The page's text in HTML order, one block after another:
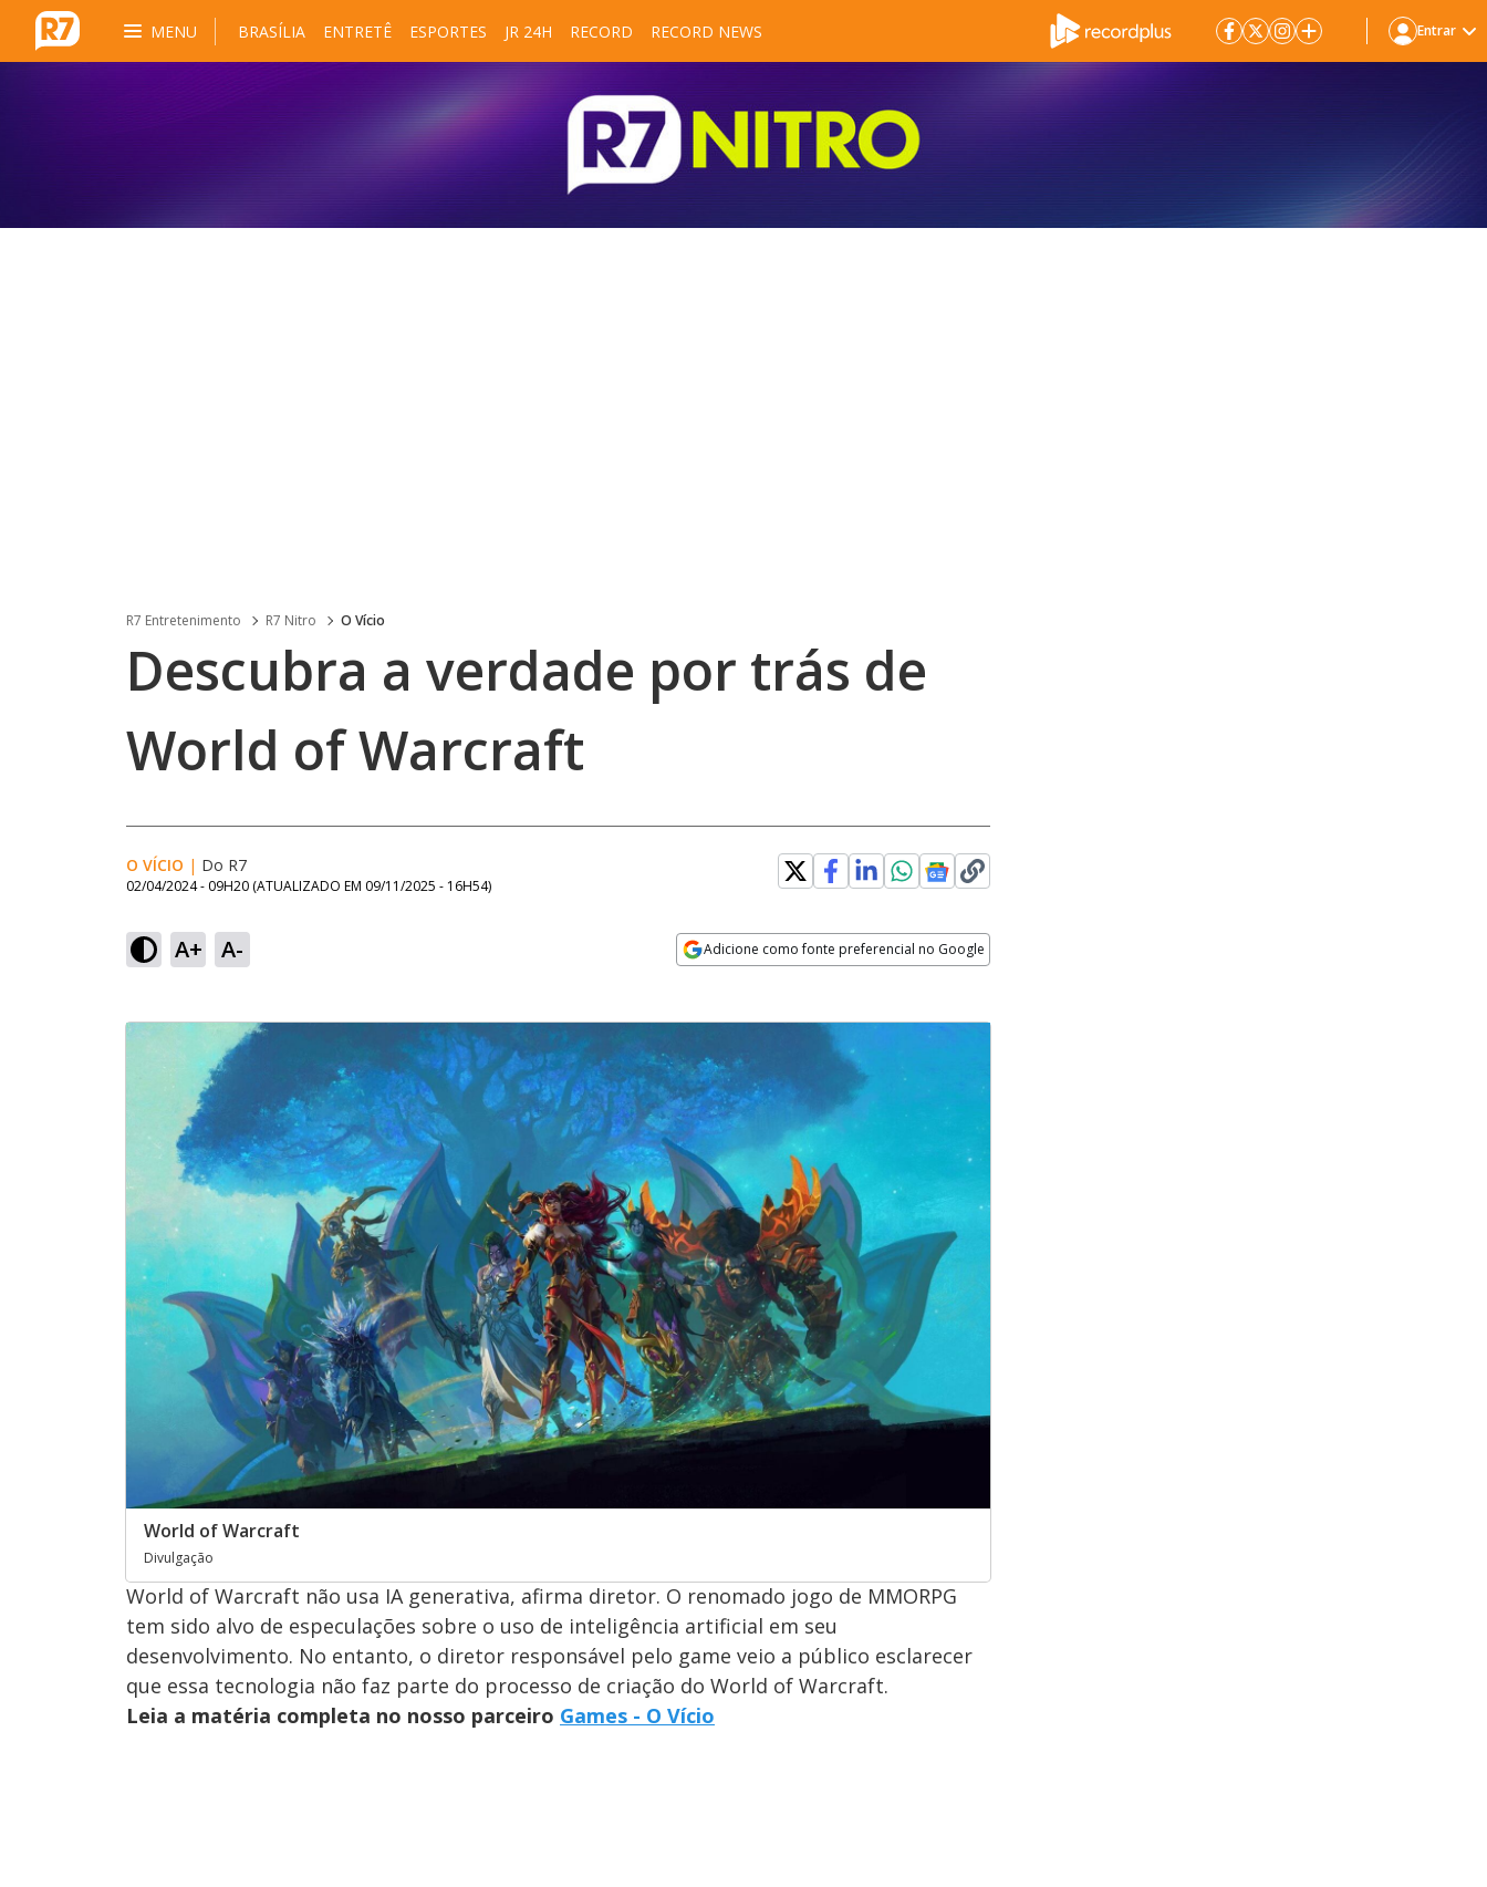
MENU BRASÍLIA ENTRETÊ ESPORTES JR 24H RECORD RECORD NEWS Entrar
R7 Entretenimento R7 Nitro O Vício
Descubra a verdade por trás de
World of Warcraft
O VÍCIO | Do R7
02/04/2024 - 09H20 (ATUALIZADO EM 09/11/2025 - 16H54)
A+ A- Adicione como fonte preferencial no Google
World of Warcraft
Divulgação
World of Warcraft não usa IA generativa, afirma diretor. O renomado jogo de MMORPG
tem sido alvo de especulações sobre o uso de inteligência artificial em seu
desenvolvimento. No entanto, o diretor responsável pelo game veio a público esclarecer
que essa tecnologia não faz parte do processo de criação do World of Warcraft.
Leia a matéria completa no nosso parceiro Games - O Vício